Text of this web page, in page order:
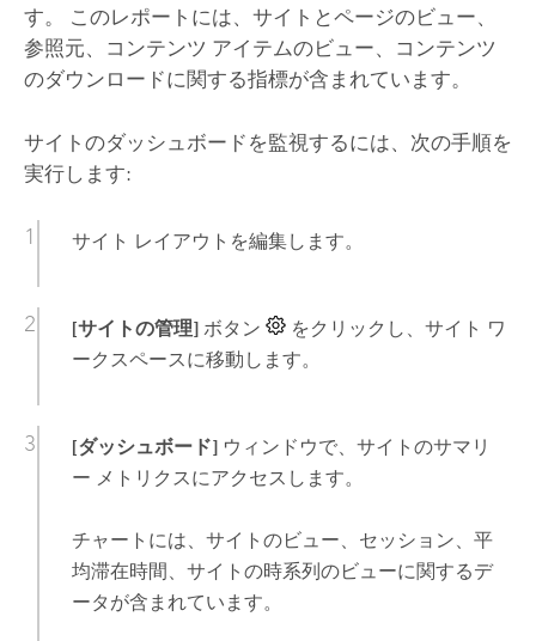
す。 このレポートには、サイトとページのビュー、
参照元、コンテンツ アイテムのビュー、コンテンツ
のダウンロードに関する指標が含まれています。
サイトのダッシュボードを監視するには、次の手順を
実行します:
サイト レイアウトを編集します。
[サイトの管理]ボタン
をクリックし、サイト ワ
ークスペースに移動します。
[ダッシュボード]ウィンドウで、サイトのサマリ
ー メトリクスにアクセスします。
チャートには、サイトのビュー、セッション、平
均滞在時間、サイトの時系列のビューに関するデ
ータが含まれています。